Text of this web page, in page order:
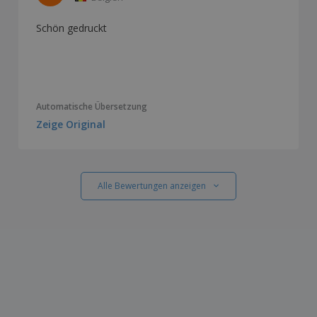
Schön gedruckt
Automatische Übersetzung
Zeige Original
Alle Bewertungen anzeigen